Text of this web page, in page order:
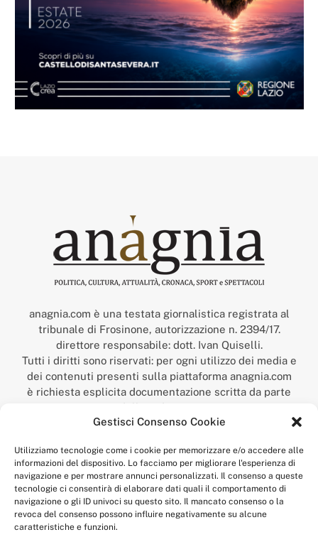
Gestisci Consenso Cookie
Utilizziamo tecnologie come i cookie per memorizzare e/o accedere alle
informazioni del dispositivo. Lo facciamo per migliorare l'esperienza di
navigazione e per mostrare annunci personalizzati. Il consenso a queste
tecnologie ci consentirà di elaborare dati quali il comportamento di
navigazione o gli ID univoci su questo sito. Il mancato consenso o la
revoca del consenso possono influire negativamente su alcune
caratteristiche e funzioni.
anagnia.com è una testata giornalistica registrata al
tribunale di Frosinone, autorizzazione n. 2394/17.
direttore responsabile: dott. Ivan Quiselli.
Tutti i diritti sono riservati: per ogni utilizzo dei media e
dei contenuti presenti sulla piattaforma anagnia.com
è richiesta esplicita documentazione scritta da parte
della redazione.
“Anagnia” è un marchio registrato presso l’Ufficio Italiano
Economico,
num. registrazione: 302017000014044 del 9 febbraio 2017.
Per contatti:redazione@anagnia.com